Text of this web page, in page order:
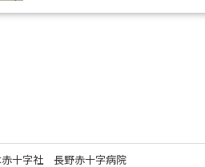
赤十字社 長野赤十字病院